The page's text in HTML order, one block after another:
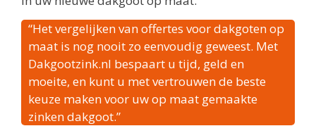
“Het vergelijken van offertes voor dakgoten op
maat is nog nooit zo eenvoudig geweest. Met
Dakgootzink.nl bespaart u tijd, geld en
moeite, en kunt u met vertrouwen de beste
keuze maken voor uw op maat gemaakte
zinken dakgoot.”